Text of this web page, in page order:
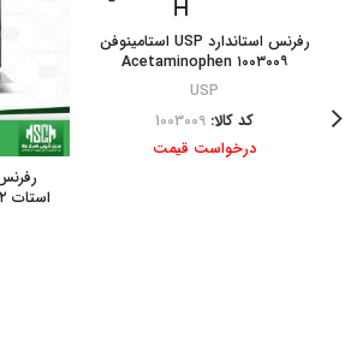
رفرنس استاندارد USP استامینوفن
۱۰۰۳۰۰۹ Acetaminophen
USP
کد کالا: 1003009
درخواست قیمت
استات ۱۷۱۶۰۰۲ Retinyl acetate